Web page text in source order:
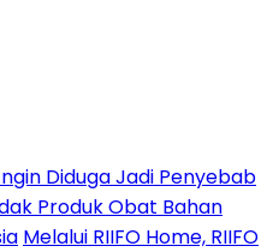
Diduga Jadi Penyebab
Produk Obat Bahan
Melalui RIIFO Home, RIIFO